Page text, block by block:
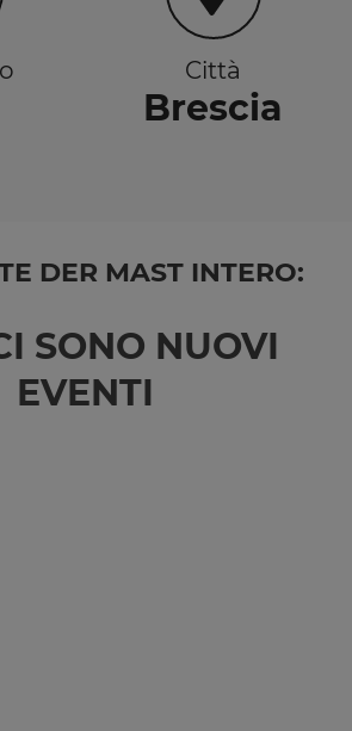
Città
Brescia
DER MAST INTERO:
SONO NUOVI
EVENTI